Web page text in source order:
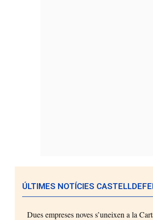
ÚLTIMES NOTÍCIES
Dues empreses noves s’uneixen a la